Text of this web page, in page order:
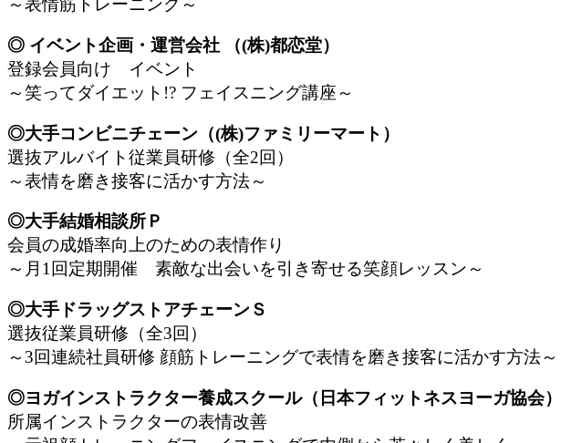
～表情筋トレーニング～
◎ イベント企画・運営会社 （(株)都恋堂）
登録会員向け イベント
～笑ってダイエット!? フェイスニング講座～
◎大手コンビニチェーン（(株)ファミリーマート）
選抜アルバイト従業員研修（全2回）
～表情を磨き接客に活かす方法～
◎大手結婚相談所Ｐ
会員の成婚率向上のための表情作り
～月1回定期開催 素敵な出会いを引き寄せる笑顔レッスン～
◎大手ドラッグストアチェーンＳ
選抜従業員研修（全3回）
～3回連続社員研修 顔筋トレーニングで表情を磨き接客に活かす方法～
◎ヨガインストラクター養成スクール（日本フィットネスヨーガ協会）
所属インストラクターの表情改善